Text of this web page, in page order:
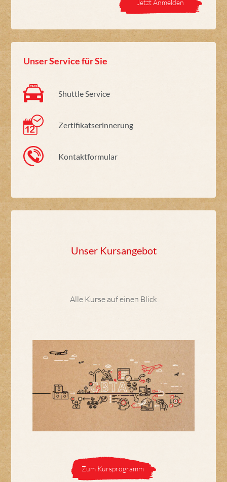
Jetzt Anmelden
Unser Service für Sie
Shuttle Service
Zertifikatserinnerung
Kontaktformular
Unser Kursangebot
Alle Kurse auf einen Blick
Zum Kursprogramm